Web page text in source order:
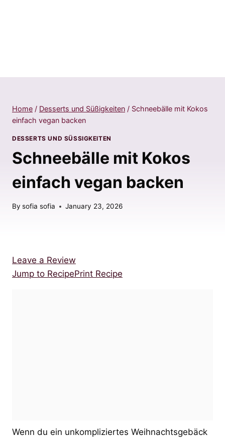
Home / Desserts und Süßigkeiten / Schneebälle mit Kokos
einfach vegan backen
DESSERTS UND SÜSSIGKEITEN
Schneebälle mit Kokos
einfach vegan backen
By sofia sofia January 23, 2026
Jump to RecipePrint Recipe
Leave a Review
Wenn du ein unkompliziertes Weihnachtsgebäck